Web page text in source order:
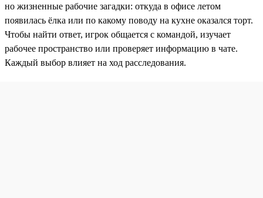
но жизненные рабочие загадки: откуда в офисе летом
появилась ёлка или по какому поводу на кухне оказался торт.
Чтобы найти ответ, игрок общается с командой, изучает
рабочее пространство или проверяет информацию в чате.
Каждый выбор влияет на ход расследования.